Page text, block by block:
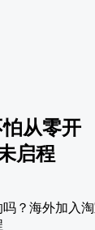
从零开
启程